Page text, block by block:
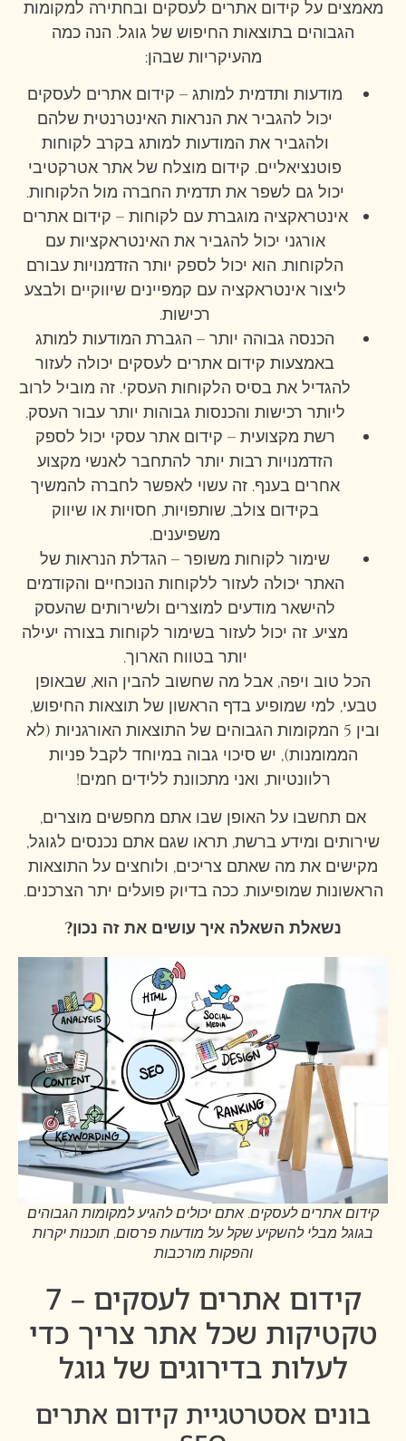
מאמצים על קידום אתרים לעסקים ובחתירה למקומות
הגבוהים בתוצאות החיפוש של גוגל. הנה כמה
מהעיקריות שבהן:
מודעות ותדמית למותג – קידום אתרים לעסקים
יכול להגביר את הנראות האינטרנטית שלהם
ולהגביר את המודעות למותג בקרב לקוחות
פוטנציאליים. קידום מוצלח של אתר אטרקטיבי
יכול גם לשפר את תדמית החברה מול הלקוחות.
אינטראקציה מוגברת עם לקוחות – קידום אתרים
אורגני יכול להגביר את האינטראקציות עם
הלקוחות. הוא יכול לספק יותר הזדמנויות עבורם
ליצור אינטראקציה עם קמפיינים שיווקיים ולבצע
רכישות.
הכנסה גבוהה יותר – הגברת המודעות למותג
באמצעות קידום אתרים לעסקים יכולה לעזור
להגדיל את בסיס הלקוחות העסקי. זה מוביל לרוב
ליותר רכישות והכנסות גבוהות יותר עבור העסק.
רשת מקצועית – קידום אתר עסקי יכול לספק
הזדמנויות רבות יותר להתחבר לאנשי מקצוע
אחרים בענף. זה עשוי לאפשר לחברה להמשיך
בקידום צולב, שותפויות, חסויות או שיווק
משפיענים.
שימור לקוחות משופר – הגדלת הנראות של
האתר יכולה לעזור ללקוחות הנוכחיים והקודמים
להישאר מודעים למוצרים ולשירותים שהעסק
מציע. זה יכול לעזור בשימור לקוחות בצורה יעילה
יותר בטווח הארוך.
הכל טוב ויפה, אבל מה שחשוב להבין הוא, שבאופן
טבעי, למי שמופיע בדף הראשון של תוצאות החיפוש,
ובין 5 המקומות הגבוהים של התוצאות האורגניות (לא
הממומנות), יש סיכוי גבוה במיוחד לקבל פניות
רלוונטיות, ואני מתכוונת ללידים חמים!
אם תחשבו על האופן שבו אתם מחפשים מוצרים,
שירותים ומידע ברשת, תראו שגם אתם נכנסים לגוגל,
מקישים את מה שאתם צריכים, ולוחצים על התוצאות
הראשונות שמופיעות. ככה בדיוק פועלים יתר הצרכנים.
נשאלת השאלה איך עושים את זה נכון?
קידום אתרים לעסקים. אתם יכולים להגיע למקומות הגבוהים
בגוגל מבלי להשקיע שקל על מודעות פרסום, תוכנות יקרות
והפקות מורכבות
קידום אתרים לעסקים – 7
טקטיקות שכל אתר צריך כדי
לעלות בדירוגים של גוגל
בונים אסטרטגיית קידום אתרים